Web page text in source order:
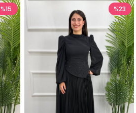
%15 %23